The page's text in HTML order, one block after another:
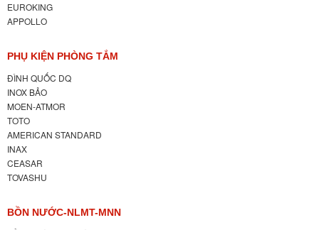
EUROKING
APPOLLO
PHỤ KIỆN PHÒNG TẮM
ĐÌNH QUỐC DQ
INOX BẢO
MOEN-ATMOR
TOTO
AMERICAN STANDARD
INAX
CEASAR
TOVASHU
BỒN NƯỚC-NLMT-MNN